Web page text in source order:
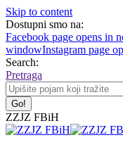
Skip to content
Dostupni smo na:
Facebook page opens in
windowInstagram page
Search:
Pretraga
ZZJZ FBiH